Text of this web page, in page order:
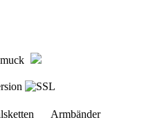
Armbänder